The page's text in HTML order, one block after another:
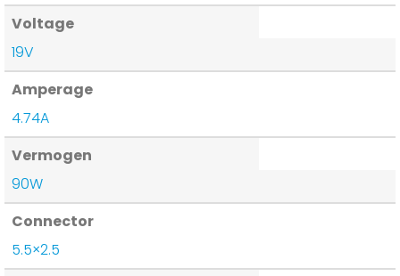
Voltage
19V
Amperage
4.74A
Vermogen
90W
Connector
5.5×2.5